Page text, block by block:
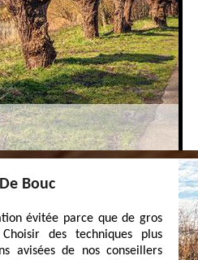
Bouc
évitée parce que de gros
des techniques plus
avisées de nos conseillers